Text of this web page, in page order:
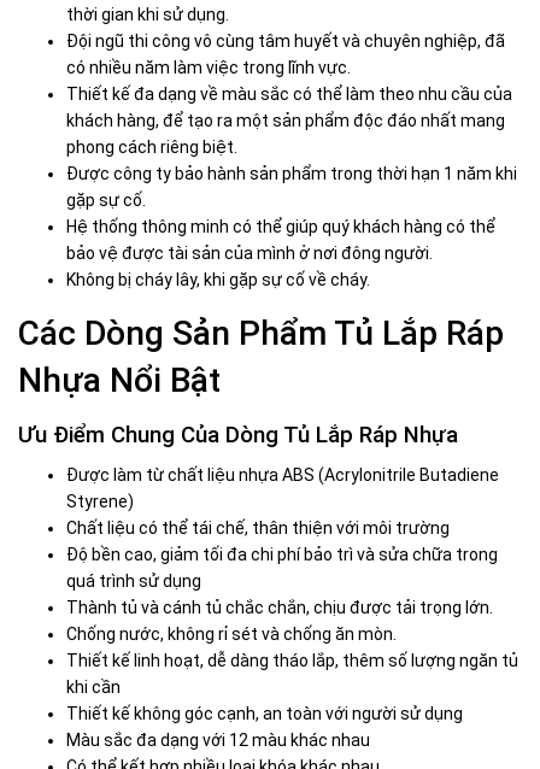
thời gian khi sử dụng.
Đội ngũ thi công vô cùng tâm huyết và chuyên nghiệp, đã
có nhiều năm làm việc trong lĩnh vực.
Thiết kế đa dạng về màu sắc có thể làm theo nhu cầu của
khách hàng, để tạo ra một sản phẩm độc đáo nhất mang
phong cách riêng biệt.
Được công ty bảo hành sản phẩm trong thời hạn 1 năm khi
gặp sự cố.
Hệ thống thông minh có thể giúp quý khách hàng có thể
bảo vệ được tài sản của mình ở nơi đông người.
Không bị cháy lây, khi gặp sự cố về cháy.
Các Dòng Sản Phẩm Tủ Lắp Ráp
Nhựa Nổi Bật
Ưu Điểm Chung Của Dòng Tủ Lắp Ráp Nhựa
Được làm từ chất liệu nhựa ABS (Acrylonitrile Butadiene
Styrene)
Chất liệu có thể tái chế, thân thiện với môi trường
Độ bền cao, giảm tối đa chi phí bảo trì và sửa chữa trong
quá trình sử dụng
Thành tủ và cánh tủ chắc chắn, chịu được tải trọng lớn.
Chống nước, không rỉ sét và chống ăn mòn.
Thiết kế linh hoạt, dễ dàng tháo lắp, thêm số lượng ngăn tủ
khi cần
Thiết kế không góc cạnh, an toàn với người sử dụng
Màu sắc đa dạng với 12 màu khác nhau